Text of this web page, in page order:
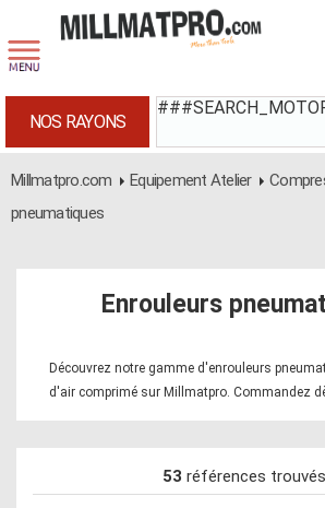
NOS RAYONS
Millmatpro.com Equipement Atelier
pneumatiques
Enrouleurs
Découvrez notre gamme d'enrouleurs
d'air comprimé sur Millmatpro. Commandez
53 références trouvés